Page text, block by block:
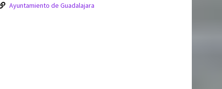
Ayuntamiento de Guadalajara